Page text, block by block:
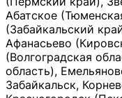
Абатское
(Забайкальский
Афанасьево
(Волгоградская
область),
Забайкальск,